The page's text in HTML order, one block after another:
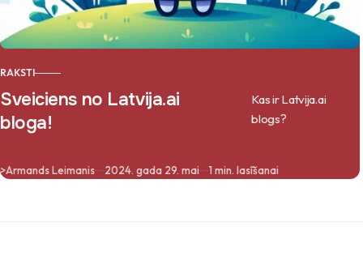
RAKSTI
Sveiciens no Latvija.ai
bloga!
Kas ir Latvija.ai
blogs?
>Armands Leimanis 2024. gada 29. mai 1 min. lasīšanai